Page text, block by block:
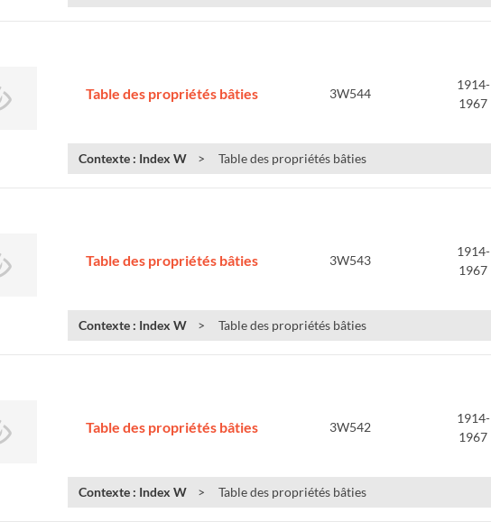
Table des propriétés bâties 3W544
1914-
1967
Contexte : Index W Table des propriétés bâties
Table des propriétés bâties 3W543
1914-
1967
Contexte : Index W Table des propriétés bâties
Table des propriétés bâties 3W542
1914-
1967
Contexte : Index W Table des propriétés bâties